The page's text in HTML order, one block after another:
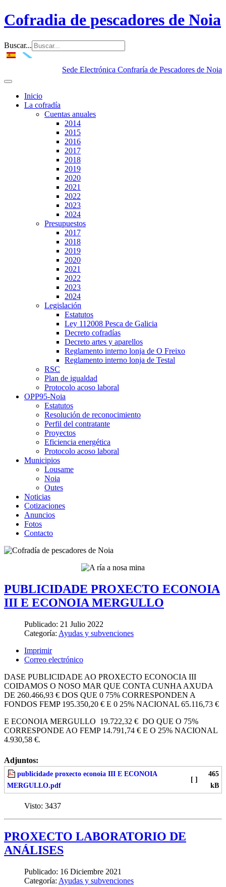
Cofradia de pescadores de Noia
Buscar...
Sede Electrónica Confraría de Pescadores de Noia
Inicio
La cofradía
Cuentas anuales
2014
2015
2016
2017
2018
2019
2020
2021
2022
2023
2024
Presupuestos
2017
2018
2019
2020
2021
2022
2023
2024
Legislación
Estatutos
Ley 112008 Pesca de Galicia
Decreto cofradías
Decreto artes y aparellos
Reglamento interno lonja de O Freixo
Reglamento interno lonja de Testal
RSC
Plan de igualdad
Protocolo acoso laboral
OPP95-Noia
Estatutos
Resolución de reconocimiento
Perfil del contratante
Proyectos
Eficiencia energética
Protocolo acoso laboral
Municipios
Lousame
Noia
Outes
Noticias
Cotizaciones
Anuncios
Fotos
Contacto
PUBLICIDADE PROXECTO ECONOIA
III E ECONOIA MERGULLO
Publicado: 21 Julio 2022
Categoría: Ayudas y subvenciones
Imprimir
Correo electrónico
DASE PUBLICIDADE AO PROXECTO ECONOCIA III
COIDAMOS O NOSO MAR QUE CONTA CUNHA AXUDA
DE 260.466,93 € DOS QUE 0 75% CORRESPONDEN A
FONDOS FEMP 195.350,20 € E 0 25% NACIONAL 65.116,73 €
E ECONOIA MERGULLO 19.722,32 € DO QUE O 75%
CORRESPONDE AO FEMP 14.791,74 € E O 25% NACIONAL
4.930,58 €.
Adjuntos:
publicidade proxecto econoia III E ECONOIA
MERGULLO.pdf
[ ]
465
kB
Visto: 3437
PROXECTO LABORATORIO DE
ANÁLISES
Publicado: 16 Diciembre 2021
Categoría: Ayudas y subvenciones